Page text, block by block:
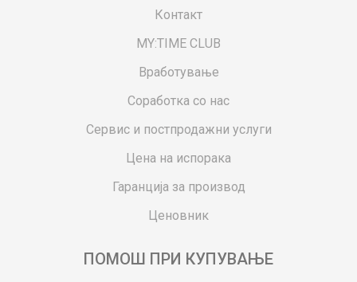
Контакт
MY:TIME CLUB
Вработување
Соработка со нас
Сервис и постпродажни услуги
Цена на испорака
Гаранција за производ
Ценовник
ПОМОШ ПРИ КУПУВАЊЕ